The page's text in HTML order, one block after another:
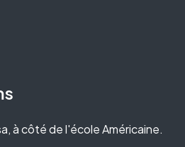
à côté de l'école Américaine.